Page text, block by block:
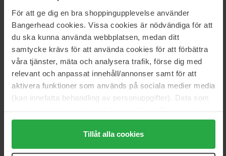
För att ge dig en bra shoppingupplevelse använder
Bangerhead cookies. Vissa cookies är nödvändiga för att
du ska kunna använda webbplatsen, medan ditt
samtycke krävs för att använda cookies för att förbättra
våra tjänster, mäta och analysera trafik, förse dig med
relevant och anpassat innehåll/annonser samt för att
aktivera funktioner som används på sociala medier media
(kan innefatta behandling av personuppgifter). Data som
trycka på "Tillåt alla cookies" accepterar du alla cookies,
medan du under "Detaljer" kan anpassa användningen av
cookies. Du kan när som helst återkalla ditt samtycke.
Tillåt alla cookies
Kategorier:
Startsida
Smink
Ögonsmink
Ögonskugga
Glitter